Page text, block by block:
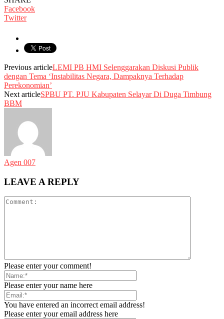
Facebook
Twitter
Previous articleLEMI PB HMI Selenggarakan Diskusi Publik
dengan Tema ‘Instabilitas Negara, Dampaknya Terhadap
Perekonomian’
Next articleSPBU PT. PJU Kabupaten Selayar Di Duga Timbung
BBM
Agen 007
LEAVE A REPLY
Please enter your comment!
Please enter your name here
You have entered an incorrect email address!
Please enter your email address here